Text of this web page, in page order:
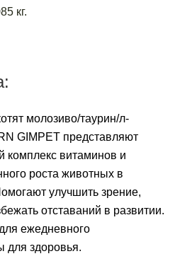
кг.
молозиво/таурин/л-
GIMPET представляют
комплекс витаминов и
роста животных в
улучшить зрение,
отставаний в развитии.
ежедневного
для здоровья.